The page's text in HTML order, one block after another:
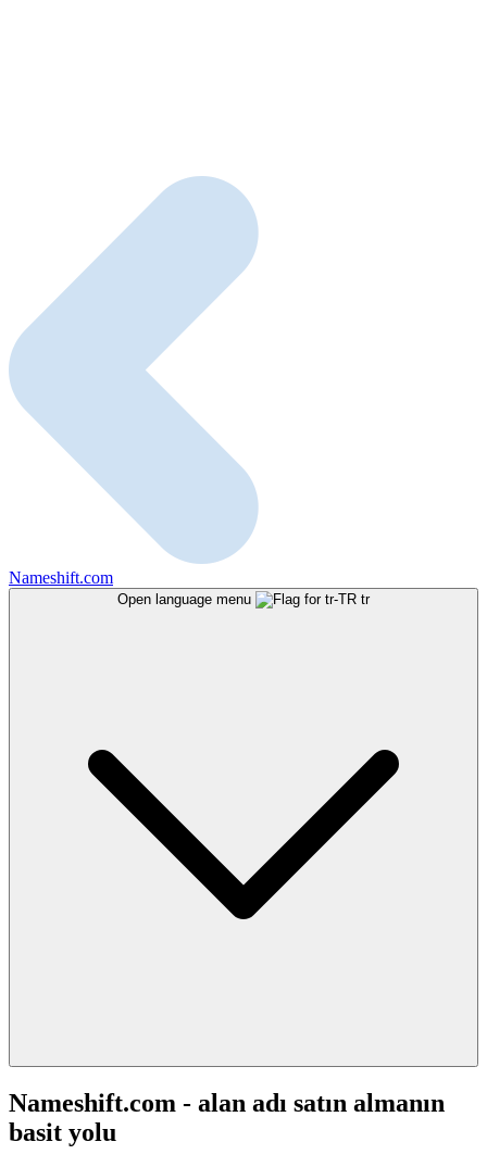
Nameshift.com
Open language menu tr
Nameshift.com - alan adı satın almanın
basit yolu